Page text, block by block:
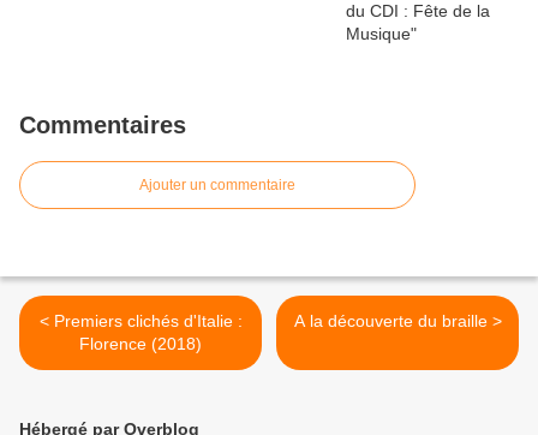
Commentaires
Ajouter un commentaire
< Premiers clichés d'Italie :
Florence (2018)
A la découverte du braille >
Hébergé par Overblog